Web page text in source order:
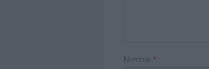
Nombre *